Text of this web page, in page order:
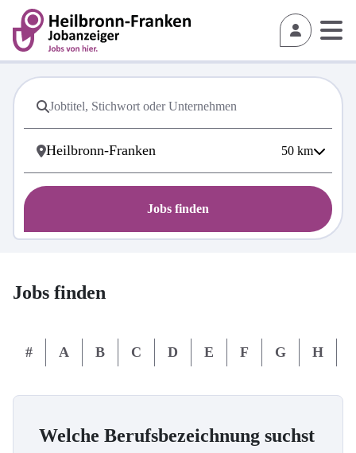
50 km
Jobs finden
Jobs finden
# A B C D E F G H
Welche Berufsbezeichnung suchst